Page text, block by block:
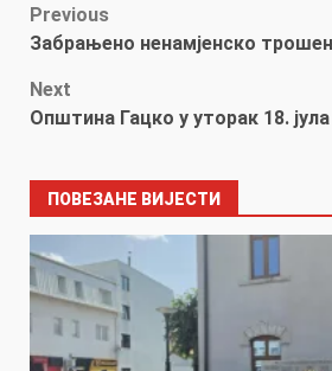
Post
Previous
Забрањено ненамјенско
Next
Општина Гацко у уторак 18. јула
ПОВЕЗАНЕ ВИЈЕСТИ